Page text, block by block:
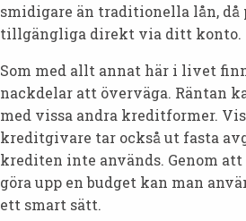
smidigare än traditionella lån, då
tillgängliga direkt via ditt konto.
Som med allt annat här i livet
nackdelar att överväga. Räntan
med vissa andra kreditformer.
kreditgivare tar också ut fasta
krediten inte används. Genom
göra upp en budget kan man
ett smart sätt.